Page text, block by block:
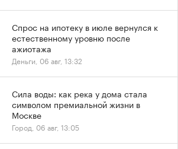
Спрос на ипотеку в июле вернулся к
естественному уровню после
ажиотажа
Деньги, 06 авг, 13:32
Сила воды: как река у дома стала
символом премиальной жизни в
Москве
Город, 06 авг, 13:05